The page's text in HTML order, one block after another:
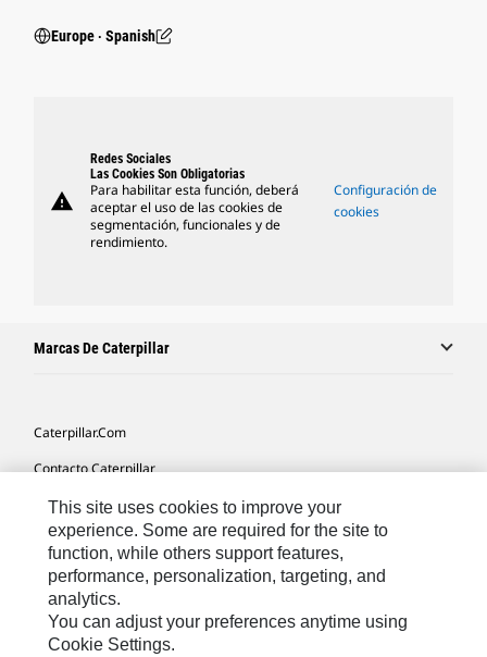
Europe ‧ Spanish
warning
Redes Sociales
Las Cookies Son Obligatorias
Para habilitar esta función, deberá
aceptar el uso de las cookies de
segmentación, funcionales y de
rendimiento.
Configuración de
cookies
Marcas De Caterpillar
Caterpillar.com
Contacto Caterpillar
Mis Preferencias De Marketing
Mapa Del Sitio
Cookie Settings
Aviso Legal
Privacidad
This site uses cookies to improve your
experience. Some are required for the site to
function, while others support features,
performance, personalization, targeting, and
analytics.
You can adjust your preferences anytime using
Cookie Settings.